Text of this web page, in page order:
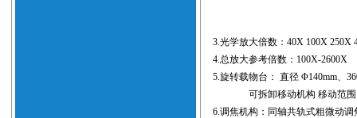
3.光学放大倍数：40X 100X 250X
4.总放大参考倍数：100X-2600X
5.旋转载物台： 直径 Φ140mm、
可拆卸移动机构 移动范围：
6.调焦机构：同轴共轨式粗微动调